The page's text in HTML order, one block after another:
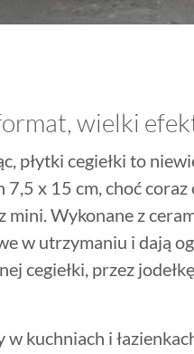
wielki
płytki cegiełki to
7,5 x 15 cm, choć
mini. Wykonane z
w utrzymaniu i dają
cegiełki, przez
w kuchniach i